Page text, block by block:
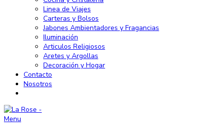
Linea de Viajes
Carteras y Bolsos
Jabones Ambientadores y Fragancias
Iluminación
Articulos Religiosos
Aretes y Argollas
Decoración y Hogar
Contacto
Nosotros
Menu